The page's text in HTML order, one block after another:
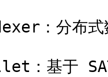
：分布式
：基于